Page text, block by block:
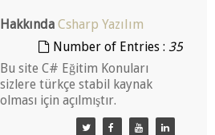
Number of Entries :
Bu site C# Eğitim Konuları sizlere türkçe
stabil kaynak olması için açılmıştır.